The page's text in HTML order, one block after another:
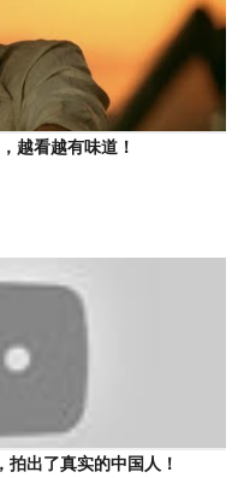
越看越有味道！
拍出了真实的中国人！